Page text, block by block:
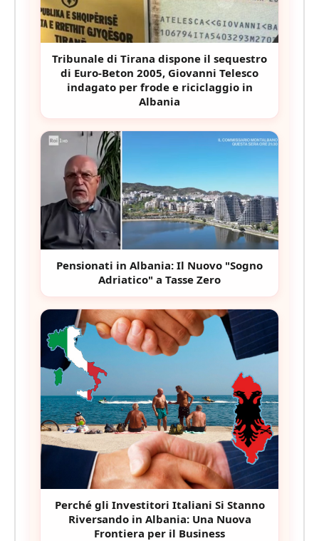
Tribunale di Tirana dispone il sequestro
di Euro-Beton 2005, Giovanni Telesco
indagato per frode e riciclaggio in
Albania
Pensionati in Albania: Il Nuovo "Sogno
Adriatico" a Tasse Zero
Perché gli Investitori Italiani Si Stanno
Riversando in Albania: Una Nuova
Frontiera per il Business